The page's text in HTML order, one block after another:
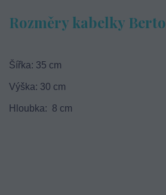
Rozměry kabelky
Šířka: 35 cm
Výška: 30 cm
Hloubka: 8 cm